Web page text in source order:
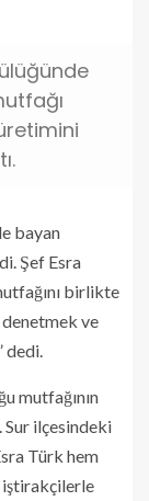
bayan
Şef Esra
birlikte
ve
dedi.
mutfağının
Sur ilçesindeki
Türk hem
iştirakçilerle